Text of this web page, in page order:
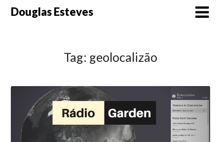
SkipDouglas Esteves
Tag: geolocalizão